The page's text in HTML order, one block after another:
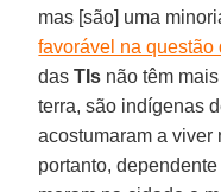
mas [são] uma
favorável na
dasTIs não têm
terra, são indígenas
acostumaram a viver
portanto,